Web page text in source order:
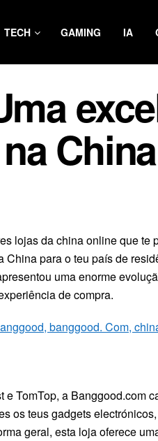
TECH GAMING IA
China
lojas da china online que te
China para o teu país de
uma enorme
de compra.
TomTop, a Banggood.com
os teus gadgets electrónicos,
geral, esta loja oferece